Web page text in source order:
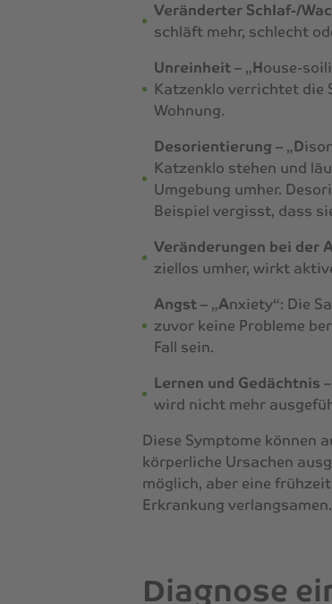
Veränderter Schlaf-/
schläft mehr, schlecht
Unreinheit– „House-
Katzenklo verrichtet die
Wohnung.
Desorientierung– „D
Katzenklo stehen und
Umgebung umher.
Beispiel vergisst, dass
Veränderungen bei der
ziellos umher, wirkt
Angst– „Anxiety“: Die
zuvor keine Probleme
Fall sein.
Lernen und Gedächtnis
wird nicht mehr
Diese Symptome können
körperliche Ursachen
möglich, aber eine
Erkrankung verlangsamen.
Diagnose